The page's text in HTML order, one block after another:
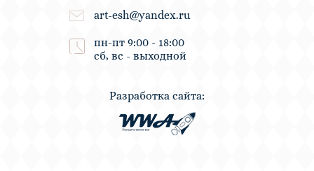
art-esh@yandex.ru
пн-пт 9:00 - 18:00
сб, вс - выходной
Разработка сайта: